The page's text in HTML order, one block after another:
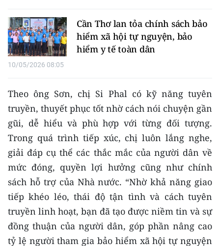
Cần Thơ lan tỏa chính sách bảo
hiểm xã hội tự nguyện, bảo
hiểm y tế toàn dân
10/05/2026 08:05
Theo ông Sơn, chị Si Phal có kỹ năng tuyên
truyền, thuyết phục tốt nhờ cách nói chuyện gần
gũi, dễ hiểu và phù hợp với từng đối tượng.
Trong quá trình tiếp xúc, chị luôn lắng nghe,
giải đáp cụ thể các thắc mắc của người dân về
mức đóng, quyền lợi hưởng cũng như chính
sách hỗ trợ của Nhà nước. “Nhờ khả năng giao
tiếp khéo léo, thái độ tận tình và cách tuyên
truyền linh hoạt, bạn đã tạo được niềm tin và sự
đồng thuận của người dân, góp phần nâng cao
tỷ lệ người tham gia bảo hiểm xã hội tự nguyện